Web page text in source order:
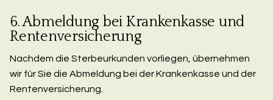
6. Abmeldung bei Krankenkasse und
Rentenversicherung
Nachdem die Sterbeurkunden vorliegen, übernehmen
wir für Sie die Abmeldung bei der Krankenkasse und der
Rentenversicherung.